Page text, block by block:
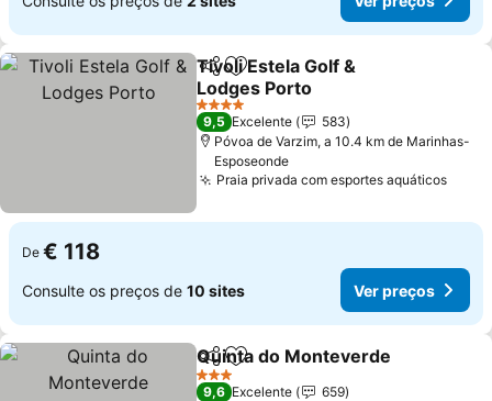
PartilharAdicionar aos favoritos
Tivoli Estela Golf &
Lodges Porto
Ver preços
4 Estrelas
9,5 Excelente
583
Póvoa de Varzim, a 10.4 km de Marinhas-
Esposeonde
Praia privada com esportes aquáticosVer
De € 118
Consulte os preços de 10 sites Ver preços
PartilharAdicionar aos favoritos
Quinta do Monteverde
3 Estrelas
9,6 Excelente
659